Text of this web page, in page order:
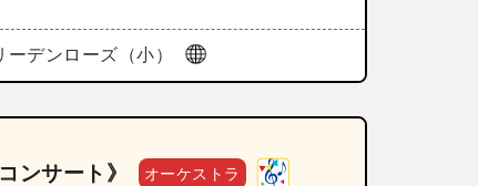
デンローズ（小）
ンサート》 オーケストラ